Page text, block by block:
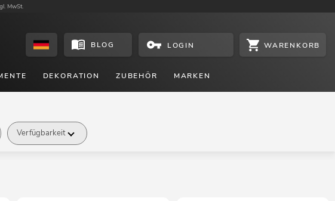
MwSt.
BLOG LOGIN WARENKORB
DEKORATION ZUBEHÖR MARKEN
Verfügbarkeit